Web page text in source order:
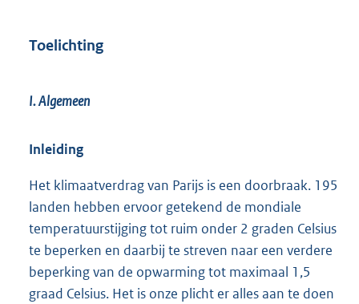
Toelichting
I. Algemeen
Inleiding
Het klimaatverdrag van Parijs is een doorbraak. 195
landen hebben ervoor getekend de mondiale
temperatuurstijging tot ruim onder 2 graden Celsius
te beperken en daarbij te streven naar een verdere
beperking van de opwarming tot maximaal 1,5
graad Celsius. Het is onze plicht er alles aan te doen